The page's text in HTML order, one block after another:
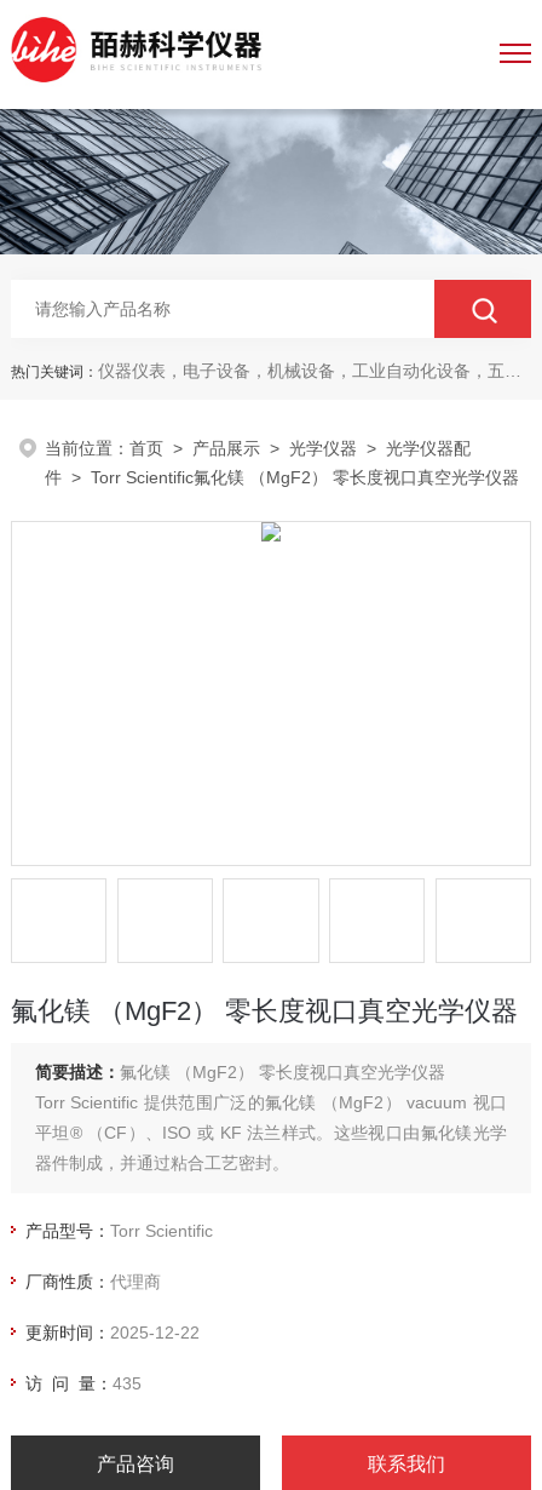
热门关键词： 仪器仪表，电子设备，机械设备，工业自动化设备，五金产品，电线电缆，金属材料，电子
当前位置：首页 > 产品展示 >光学仪器 >光学仪器配
件 > Torr Scientific氟化镁 （MgF2） 零长度视口真空光学仪器
氟化镁 （MgF2） 零长度视口真空光学仪器
简要描述： 氟化镁 （MgF2） 零长度视口真空光学仪器
Torr Scientific 提供范围广泛的氟化镁 （MgF2） vacuum 视口
平坦® （CF）、ISO 或 KF 法兰样式。这些视口由氟化镁光学
器件制成，并通过粘合工艺密封。
用。范围从真空紫外 （VUV） 到近红外 （IR）。
产品型号： Torr Scientific
厂商性质： 代理商
更新时间： 2025-12-22
访 问 量： 435
产品咨询 联系我们